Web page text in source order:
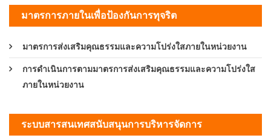
มาตรการภายในเพื่อป้องกันการทุจริต
มาตรการส่งเสริมคุณธรรมและความโปร่งใสภายในหน่วยงาน
การดำเนินการตามมาตรการส่งเสริมคุณธรรมและความโปร่งใส
ภายในหน่วยงาน
ระบบสารสนเทศสนับสนุนการบริหารจัดการ